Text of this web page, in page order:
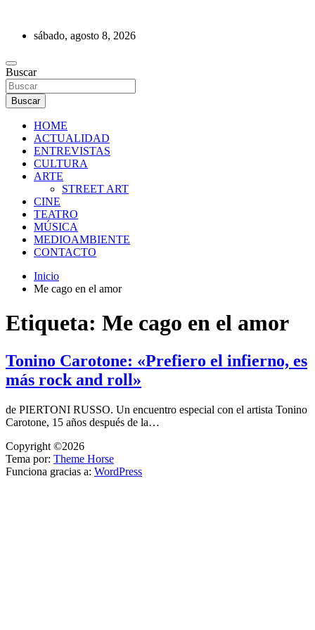
contenidosábado, agosto 8, 2026
REVISTA DE PRENSA
Buscar
Buscar
HOME
ACTUALIDAD
ENTREVISTAS
CULTURA
ARTE
STREET ART
CINE
TEATRO
MÚSICA
MEDIOAMBIENTE
CONTACTO
Inicio
Me cago en el amor
Etiqueta: Me cago en el amor
Tonino Carotone: «Prefiero el infierno, es
más rock and roll»
de PIERTONI RUSSO. Un encuentro especial con el artista Tonino
Carotone, 15 años después de la…
Copyright ©2026
Tema por: Theme Horse
Funciona gracias a: WordPress